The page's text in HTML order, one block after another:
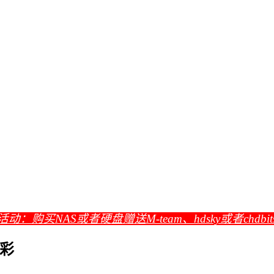
动：购买NAS或者硬盘赠送M-team、hdsky或者